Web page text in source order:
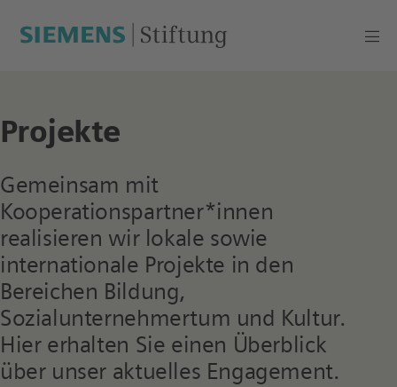
Projekte
Gemeinsam mit
Kooperationspartner*innen
realisieren wir lokale sowie
internationale Projekte in den
Bereichen Bildung,
Sozialunternehmertum und Kultur.
Hier erhalten Sie einen Überblick
über unser aktuelles Engagement.